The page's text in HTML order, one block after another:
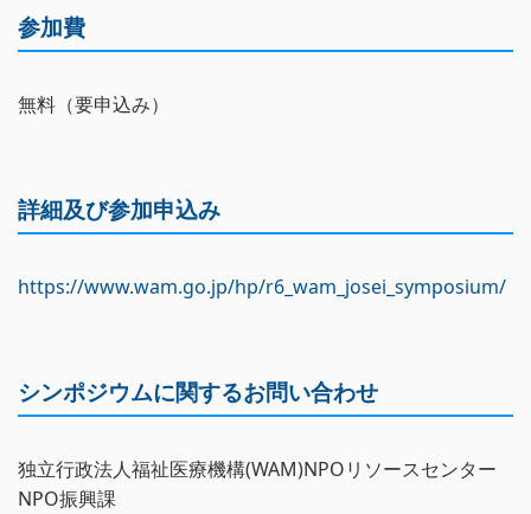
参加費
無料（要申込み）
詳細及び参加申込み
https://www.wam.go.jp/hp/r6_wam_josei_symposium/
シンポジウムに関するお問い合わせ
独立行政法人福祉医療機構(WAM)NPOリソースセンター
NPO振興課